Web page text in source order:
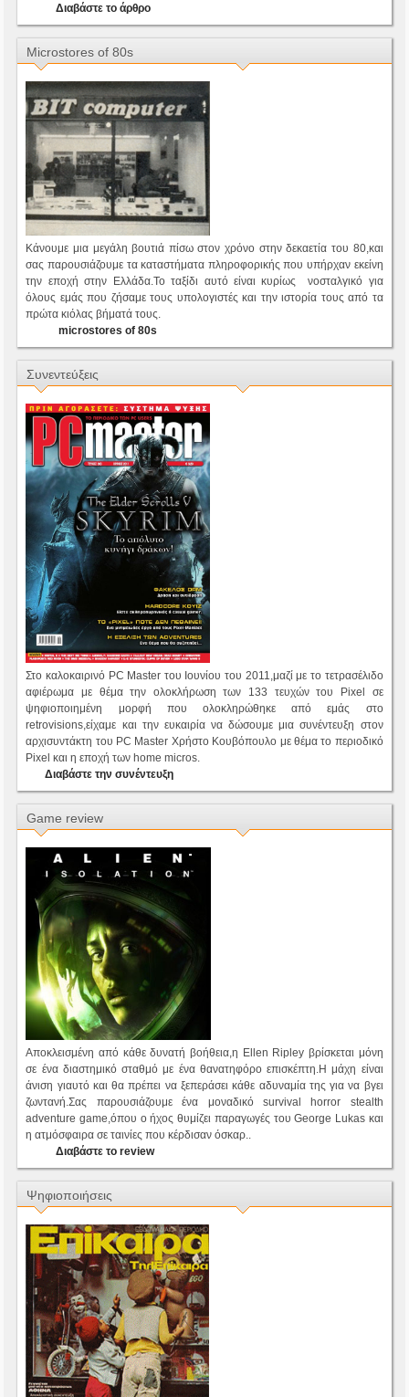
Διαβάστε το άρθρο
Microstores of 80s
Κάνουμε μια μεγάλη βουτιά πίσω στον χρόνο στην δεκαετία του 80,και
σας παρουσιάζουμε τα καταστήματα πληροφορικής που υπήρχαν εκείνη
την εποχή στην Ελλάδα.Το ταξίδι αυτό είναι κυρίως νοσταλγικό για
όλους εμάς που ζήσαμε τους υπολογιστές και την ιστορία τους από τα
πρώτα κιόλας βήματά τους.
microstores of 80s
Συνεντεύξεις
Στο καλοκαιρινό PC Master του Ιουνίου του 2011,μαζί με το τετρασέλιδο
αφιέρωμα με θέμα την ολοκλήρωση των 133 τευχών του Pixel σε
ψηφιοποιημένη μορφή που ολοκληρώθηκε από εμάς στο
retrovisions,είχαμε και την ευκαιρία να δώσουμε μια συνέντευξη στον
αρχισυντάκτη του PC Master Χρήστο Κουβόπουλο με θέμα το περιοδικό
Pixel και η εποχή των home micros.
Διαβάστε την συνέντευξη
Game review
Αποκλεισμένη από κάθε δυνατή βοήθεια,η Ellen Ripley βρίσκεται μόνη
σε ένα διαστημικό σταθμό με ένα θανατηφόρο επισκέπτη.Η μάχη είναι
άνιση γιαυτό και θα πρέπει να ξεπεράσει κάθε αδυναμία της για να βγει
ζωντανή.Σας παρουσιάζουμε ένα μοναδικό survival horror stealth
adventure game,όπου ο ήχος θυμίζει παραγωγές του George Lukas και
η ατμόσφαιρα σε ταινίες που κέρδισαν όσκαρ..
Διαβάστε το review
Ψηφιοποιήσεις